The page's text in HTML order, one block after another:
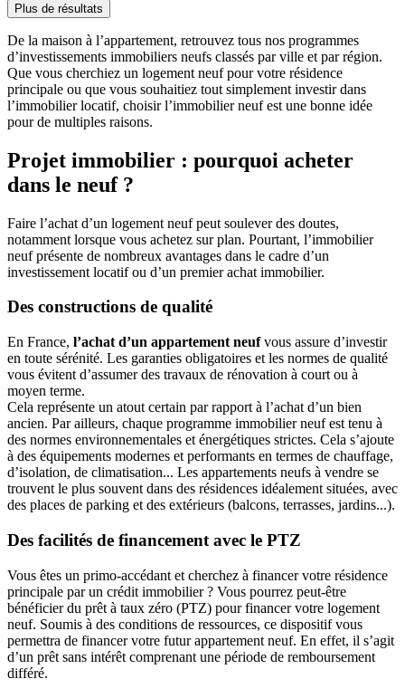
Plus de résultats
De la maison à l’appartement, retrouvez tous nos programmes
d’investissements immobiliers neufs classés par ville et par région.
Que vous cherchiez un logement neuf pour votre résidence
principale ou que vous souhaitiez tout simplement investir dans
l’immobilier locatif, choisir l’immobilier neuf est une bonne idée
pour de multiples raisons.
Projet immobilier : pourquoi acheter
dans le neuf ?
Faire l’achat d’un logement neuf peut soulever des doutes,
notamment lorsque vous achetez sur plan. Pourtant, l’immobilier
neuf présente de nombreux avantages dans le cadre d’un
investissement locatif ou d’un premier achat immobilier.
Des constructions de qualité
En France, l’achat d’un appartement neufvous assure d’investir
en toute sérénité. Les garanties obligatoires et les normes de qualité
vous évitent d’assumer des travaux de rénovation à court ou à
moyen terme.
Cela représente un atout certain par rapport à l’achat d’un bien
ancien. Par ailleurs, chaque programme immobilier neuf est tenu à
des normes environnementales et énergétiques strictes. Cela s’ajoute
à des équipements modernes et performants en termes de chauffage,
d’isolation, de climatisation... Les appartements neufs à vendre se
trouvent le plus souvent dans des résidences idéalement situées, avec
des places de parking et des extérieurs (balcons, terrasses, jardins...).
Des facilités de financement avec le PTZ
Vous êtes un primo-accédant et cherchez à financer votre résidence
principale par un crédit immobilier ? Vous pourrez peut-être
bénéficier du prêt à taux zéro (PTZ) pour financer votre logement
neuf. Soumis à des conditions de ressources, ce dispositif vous
permettra de financer votre futur appartement neuf. En effet, il s’agit
d’un prêt sans intérêt comprenant une période de remboursement
différé.